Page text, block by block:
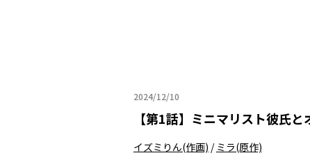
2024/12/10
2024年12月10日
【第1話】 ミニマリスト彼氏
イズミりん(作画) / ミラ(原作)